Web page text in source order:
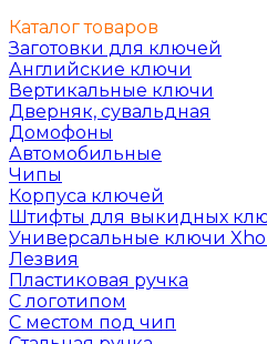
Каталог товаров
Заготовки для ключей
Английские ключи
Вертикальные ключи
Дверняк, сувальдная
Домофоны
Автомобильные
Чипы
Корпуса ключей
Штифты для выкидных
Универсальные ключи
Лезвия
Пластиковая ручка
С логотипом
С местом под чип